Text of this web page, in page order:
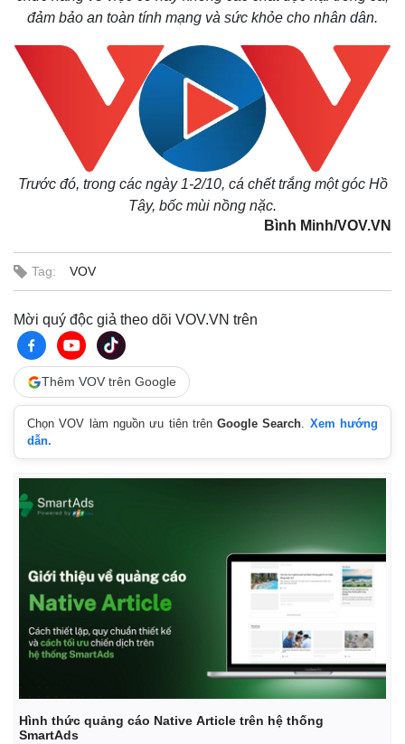
đảm bảo an toàn tính mạng và sức khỏe cho nhân dân.
Trước đó, trong các ngày 1-2/10, cá chết trắng một góc Hồ
Tây, bốc mùi nồng nặc.
Bình Minh/VOV.VN
Tag: VOV
Mời quý độc giả theo dõi VOV.VN trên
Thêm VOV trên Google
Chọn VOV làm nguồn ưu tiên trênGoogle Search. Xem hướng
dẫn.
Hình thức quảng cáo Native Article trên hệ thống
SmartAds